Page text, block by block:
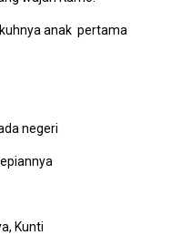
anak pertama
negeri
Kunti